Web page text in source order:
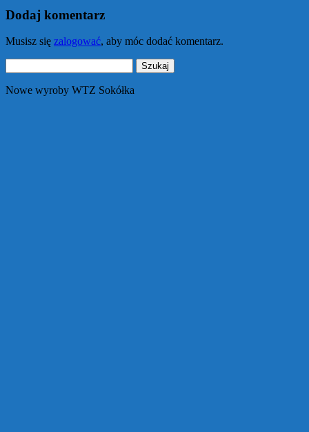
Dodaj komentarz
Musisz się zalogować, aby móc dodać komentarz.
Nowe wyroby WTZ Sokółka